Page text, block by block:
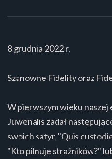
8 grudnia 2022 r.
Szanowne Fidelity oraz
W pierwszym wieku naszej
Juwenalis zadał
swoich satyr, "Quis
"Kto pilnuje strażników?"